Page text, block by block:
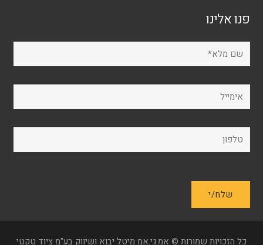
פנו אלינו
כל הזכויות שמורות © אמ.גי.אמ מיטל יבוא ושיווק בע"מ ציוד טקטי